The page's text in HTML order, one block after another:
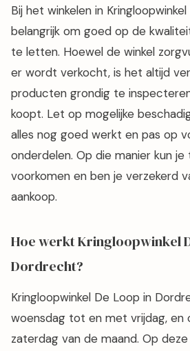
Bij het winkelen in
belangrijk om goed op de
te letten. Hoewel de winkel
er wordt verkocht, is het altijd
producten grondig te
koopt. Let op mogelijke
alles nog goed werkt en pas op
onderdelen. Op die manier kun
voorkomen en ben je verzekerd
aankoop.
Hoe werkt Kringloopwinkel
Dordrecht?
Kringloopwinkel De Loop in
woensdag tot en met vrijdag, en
zaterdag van de maand. Op